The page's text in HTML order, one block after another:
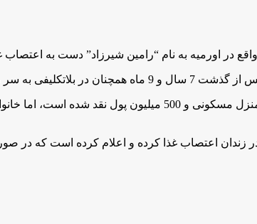
لازم بە ذکر است کە، رامین شیرزاد جهت اخذ رضایت از اولیاد دم حاضر بە
در زندان اعتصاب غذا کردە و اعلام کردە است